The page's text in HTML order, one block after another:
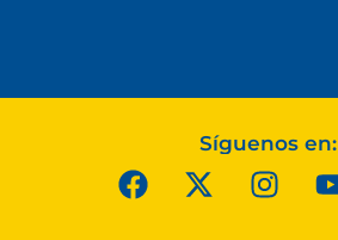
Síguenos en: